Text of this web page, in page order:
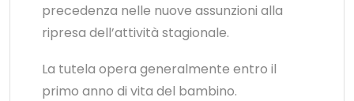
precedenza nelle nuove assunzioni alla
ripresa dell’attività stagionale.
La tutela opera generalmente entro il
primo anno di vita del bambino.